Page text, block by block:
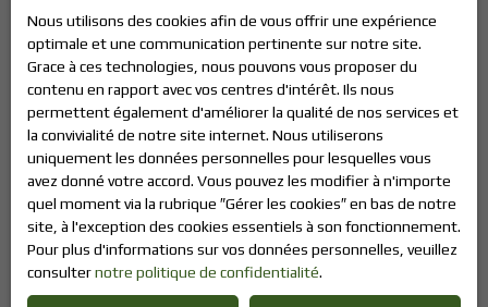
Propulsé par
+33 2 78 08 67 62
Siège : 147 Avenue des Canadiens
76200 Dieppe
Nous utilisons des cookies afin de vous offrir une expérience
optimale et une communication pertinente sur notre site.
Grace à ces technologies, nous pouvons vous proposer du
contenu en rapport avec vos centres d'intérêt. Ils nous
permettent également d'améliorer la qualité de nos services et
la convivialité de notre site internet. Nous utiliserons
uniquement les données personnelles pour lesquelles vous
avez donné votre accord. Vous pouvez les modifier à n'importe
quel moment via la rubrique ″Gérer les cookies″ en bas de notre
site, à l'exception des cookies essentiels à son fonctionnement.
Pour plus d'informations sur vos données personnelles, veuillez
consulternotre politique de confidentialité.